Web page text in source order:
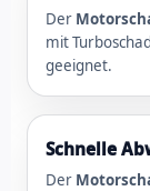
Der
mit
geeignet.
Schnelle
Der